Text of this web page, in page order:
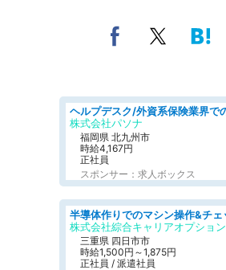
株式会社パソナ
福岡県 北九州市
時給4,167円
正社員
スポンサー：求人ボックス
株式会社綜合キャリアオプション
三重県 四日市市
時給1,500円～1,875円
正社員 / 派遣社員